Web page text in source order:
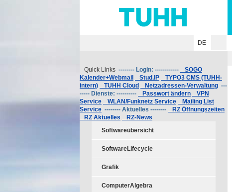
DE
Quick Links -------- Login: ------------
SOGO
Kalender+Webmail
Stud.IP
TYPO3 CMS (TUHH-
intern)
TUHH Cloud Netzadressen-Verwaltung ---
----- Dienste: ----------
Passwort ändern
VPN
Service
WLAN/Funknetz Service
Mailing List
Service -------- Aktuelles --------
RZ Öffnungszeiten
RZ Aktuelles
RZ-News
Softwareübersicht
SoftwareLifecycle
Grafik
ComputerAlgebra